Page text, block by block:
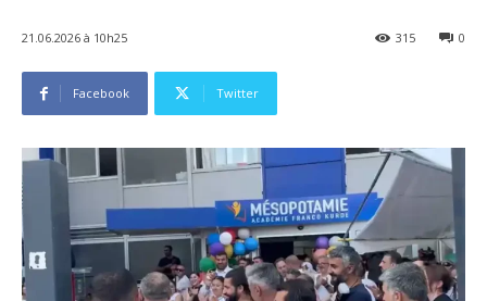
21.06.2026 à 10h25 0
315
Facebook Twitter